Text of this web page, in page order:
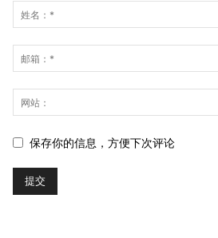
保存你的信息，方便下次评论